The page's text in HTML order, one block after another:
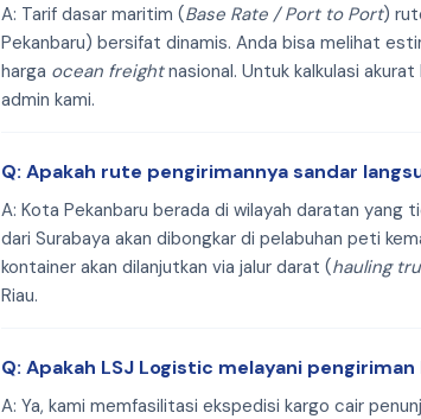
A: Tarif dasar maritim (Base Rate / Port to Port)
Pekanbaru) bersifat dinamis. Anda bisa melihat
harga ocean freightnasional. Untuk kalkulasi akurat
admin kami.
Q: Apakah rute pengirimannya sandar
A: Kota Pekanbaru berada di wilayah daratan yang
dari Surabaya akan dibongkar di pelabuhan peti
kontainer akan dilanjutkan via jalur darat (hauling
Riau.
Q: Apakah LSJ Logistic melayani
A: Ya, kami memfasilitasi ekspedisi kargo cair